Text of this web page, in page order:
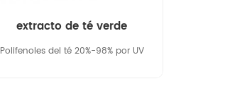
extracto de té verde
Polifenoles del té 20%-98% por UV